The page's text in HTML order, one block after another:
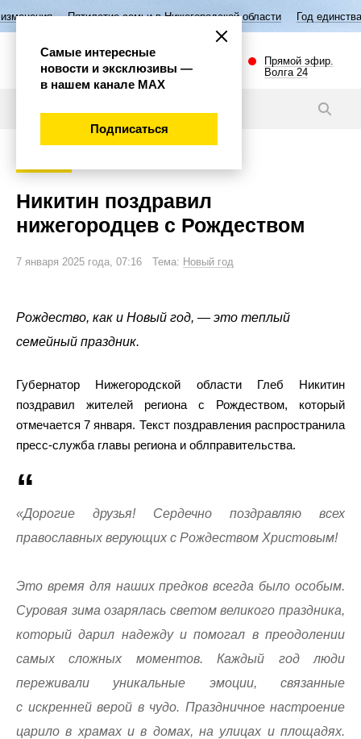
семьи в Нижегородской области Год единства народов России
Прямой эфир.
Волга 24
Никитин поздравил
нижегородцев с Рождеством
7 января 2025 года, 07:16 Тема: Новый год
Рождество, как и Новый год, — это теплый
семейный праздник.
Губернатор Нижегородской области Глеб Никитин
поздравил жителей региона с Рождеством, который
отмечается 7 января. Текст поздравления распространила
пресс-служба главы региона и облправительства.
«Дорогие друзья! Сердечно поздравляю всех
православных верующих с Рождеством Христовым!
Это время для наших предков всегда было особым.
Суровая зима озарялась светом великого праздника,
который дарил надежду и помогал в преодолении
самых сложных моментов. Каждый год люди
переживали уникальные эмоции, связанные
с искренней верой в чудо. Праздничное настроение
царило в храмах и в домах, на улицах и площадях.
Самые интересные
новости и эксклюзивы —
в нашем канале МАХ
Подписаться